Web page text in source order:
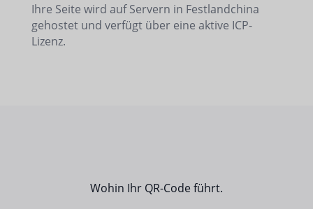
Ihre Seite wird auf Servern in Festlandchina
gehostet und verfügt über eine aktive ICP-
Lizenz.
Wohin Ihr QR-Code führt.